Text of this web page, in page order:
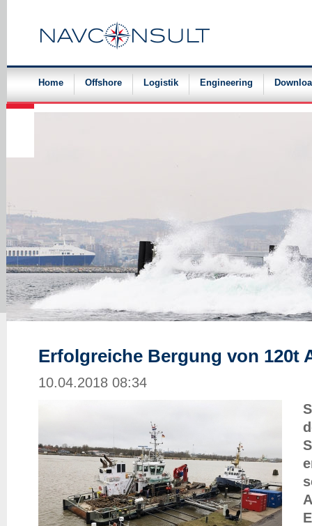
Navigation
überspringen
Home Offshore Logistik Engineering
Erfolgreiche Bergung von 120t
10.04.2018 08:34